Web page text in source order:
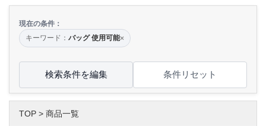
現在の条件：
キーワード： バッグ 使用可能×
検索条件を編集 条件リセット
TOP > 商品一覧